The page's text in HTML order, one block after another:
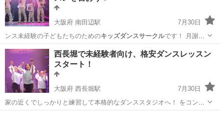
大阪府 南田辺駅
7月30日
ンス未経験の子どもたちのためのキッズダンスサークルです！ 月謝は
たった…
大阪 大阪市 南田辺駅 ヒップホップ 月謝
西長堀で未経験者向け、格安ダンスレッスン
スタート！
大阪府 西長堀駅
7月30日
家の近くでしっかりと練習して本格的なダンススタジオへ！ をコンセ
プトにしたダンス未経験の子どもたちのためのダンスサークルです！